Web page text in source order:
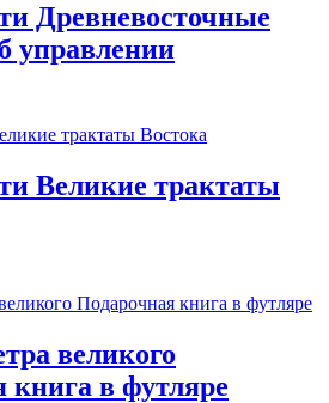
Древневосточные
управлении
Великие трактаты
великого
книга в футляре